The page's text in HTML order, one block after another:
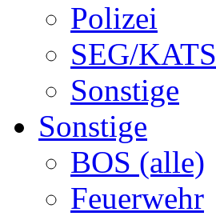
Polizei
SEG/KATS
Sonstige
Sonstige
BOS (alle)
Feuerwehr